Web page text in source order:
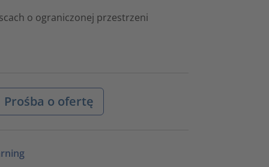
o ograniczonej przestrzeni
Prośba o ofertę